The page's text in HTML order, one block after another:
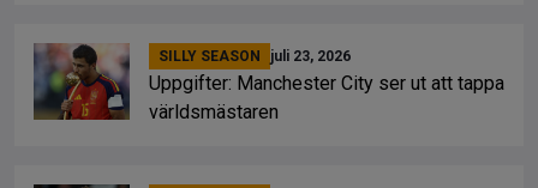
SILLY SEASON juli 23, 2026
Uppgifter: Manchester City ser ut att tappa
världsmästaren